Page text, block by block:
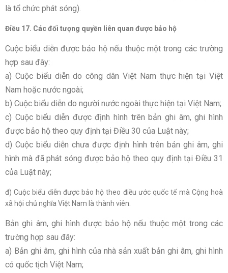
là tổ chức phát sóng).
Điều 17. Các đối tượng quyền liên quan được bảo hộ
Cuộc biểu diễn được bảo hộ nếu thuộc một trong các trường
hợp sau đây:
a) Cuộc biểu diễn do công dân Việt Nam thực hiện tại Việt
Nam hoặc nước ngoài;
b) Cuộc biểu diễn do người nước ngoài thực hiện tại Việt Nam;
c) Cuộc biểu diễn được định hình trên bản ghi âm, ghi hình
được bảo hộ theo quy định tại Điều 30 của Luật này;
d) Cuộc biểu diễn chưa được định hình trên bản ghi âm, ghi
hình mà đã phát sóng được bảo hộ theo quy định tại Điều 31
của Luật này;
đ) Cuộc biểu diễn được bảo hộ theo điều ước quốc tế mà Cộng hoà
xã hội chủ nghĩa Việt Nam là thành viên.
Bản ghi âm, ghi hình được bảo hộ nếu thuộc một trong các
trường hợp sau đây:
a) Bản ghi âm, ghi hình của nhà sản xuất bản ghi âm, ghi hình
có quốc tịch Việt Nam;